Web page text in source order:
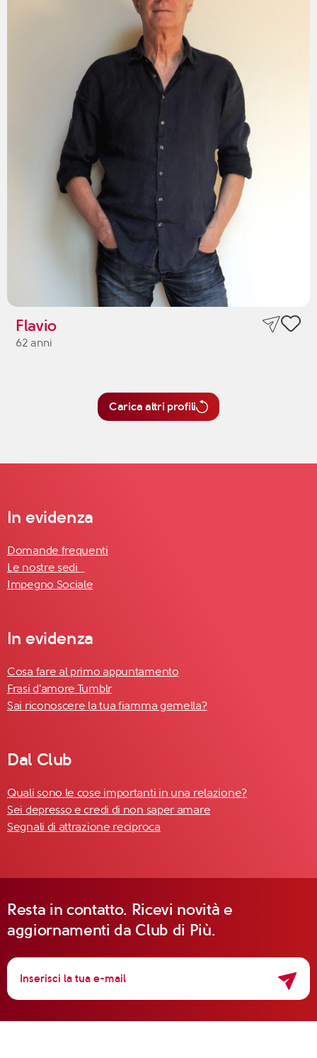
Flavio
62 anni
Carica altri profili
In evidenza
Domande frequenti
Le nostre sedi
Impegno Sociale
In evidenza
Cosa fare al primo appuntamento
Frasi d'amore Tumblr
Sai riconoscere la tua fiamma gemella?
Dal Club
Quali sono le cose importanti in una relazione?
Sei depresso e credi di non saper amare
Segnali di attrazione reciproca
Resta in contatto. Ricevi novità e
aggiornamenti da Club di Più.